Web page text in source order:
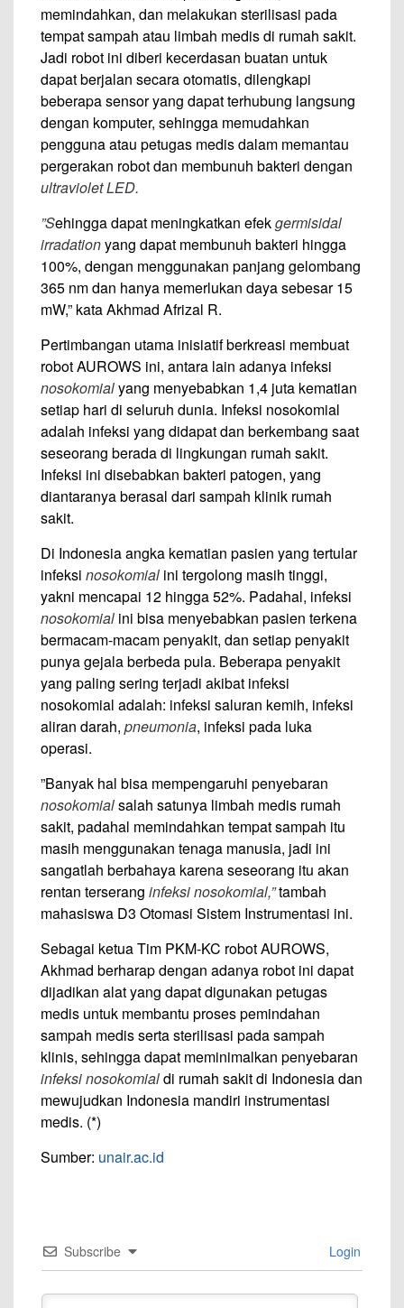
memindahkan, dan melakukan sterilisasi pada
tempat sampah atau limbah medis di rumah sakit.
Jadi robot ini diberi kecerdasan buatan untuk
dapat berjalan secara otomatis, dilengkapi
beberapa sensor yang dapat terhubung langsung
dengan komputer, sehingga memudahkan
pengguna atau petugas medis dalam memantau
pergerakan robot dan membunuh bakteri dengan
ultraviolet LED.
”Sehingga dapat meningkatkan efekgermisidal
irradationyang dapat membunuh bakteri hingga
100%, dengan menggunakan panjang gelombang
365 nm dan hanya memerlukan daya sebesar 15
mW,” kata Akhmad Afrizal R.
Pertimbangan utama inisiatif berkreasi membuat
robot AUROWS ini, antara lain adanya infeksi
nosokomialyang menyebabkan 1,4 juta kematian
setiap hari di seluruh dunia. Infeksi nosokomial
adalah infeksi yang didapat dan berkembang saat
seseorang berada di lingkungan rumah sakit.
Infeksi ini disebabkan bakteri patogen, yang
diantaranya berasal dari sampah klinik rumah
sakit.
Di Indonesia angka kematian pasien yang tertular
infeksi nosokomial ini tergolong masih tinggi,
yakni mencapai 12 hingga 52%. Padahal, infeksi
nosokomial ini bisa menyebabkan pasien terkena
bermacam-macam penyakit, dan setiap penyakit
punya gejala berbeda pula. Beberapa penyakit
yang paling sering terjadi akibat infeksi
nosokomial adalah: infeksi saluran kemih, infeksi
aliran darah, pneumonia, infeksi pada luka
operasi.
”Banyak hal bisa mempengaruhi penyebaran
nosokomialsalah satunya limbah medis rumah
sakit, padahal memindahkan tempat sampah itu
masih menggunakan tenaga manusia, jadi ini
sangatlah berbahaya karena seseorang itu akan
rentan terserang infeksi nosokomial,”tambah
mahasiswa D3 Otomasi Sistem Instrumentasi ini.
Sebagai ketua Tim PKM-KC robot AUROWS,
Akhmad berharap dengan adanya robot ini dapat
dijadikan alat yang dapat digunakan petugas
medis untuk membantu proses pemindahan
sampah medis serta sterilisasi pada sampah
klinis, sehingga dapat meminimalkan penyebaran
infeksi nosokomialdi rumah sakit di Indonesia dan
mewujudkan Indonesia mandiri instrumentasi
medis. (*)
Sumber: unair.ac.id
Subscribe Login